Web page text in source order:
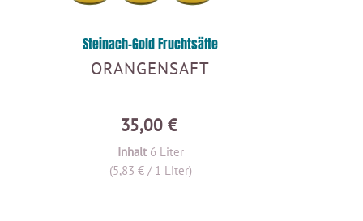
Steinach-Gold Fruchtsäfte
ORANGENSAFT
35,00 €
Inhalt 6 Liter
(5,83 € / 1 Liter)